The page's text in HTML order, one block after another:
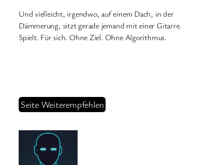
Und vielleicht, irgendwo, auf einem Dach, in der
Dämmerung, sitzt gerade jemand mit einer Gitarre.
Spielt. Für sich. Ohne Ziel. Ohne Algorithmus.
Seite Weiterempfehlen